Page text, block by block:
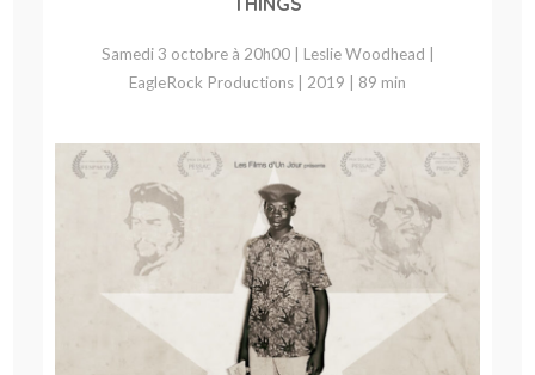
Samedi 3 octobre à 20h00 | Leslie Woodhead |
EagleRock Productions | 2019 | 89 min